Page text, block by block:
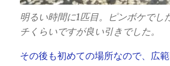
明るい時間に1匹目。ピンボケで
チくらいですが良い引きでした。
その後も初めての場所なので、広